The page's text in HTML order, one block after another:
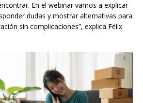
En el webinar vamos a explicar
dudas y mostrar alternativas para
sin complicaciones”, explica Félix